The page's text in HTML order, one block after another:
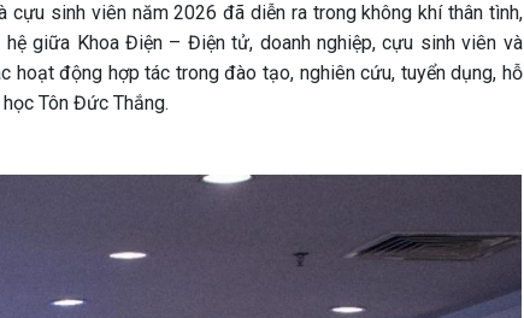
cựu sinh viên năm 2026 đã diễn ra trong không khí thân tình,
giữa Khoa Điện – Điện tử, doanh nghiệp, cựu sinh viên và
động hợp tác trong đào tạo, nghiên cứu, tuyển dụng, hỗ
Tôn Đức Thắng.